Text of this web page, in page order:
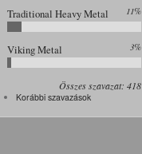
Traditional Heavy Metal 11%
Viking Metal 3%
Összes szavazat: 418
Korábbi szavazások